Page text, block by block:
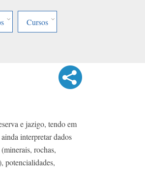
Cursos
e jazigo, tendo em
interpretar dados
rochas,
potencialidades,